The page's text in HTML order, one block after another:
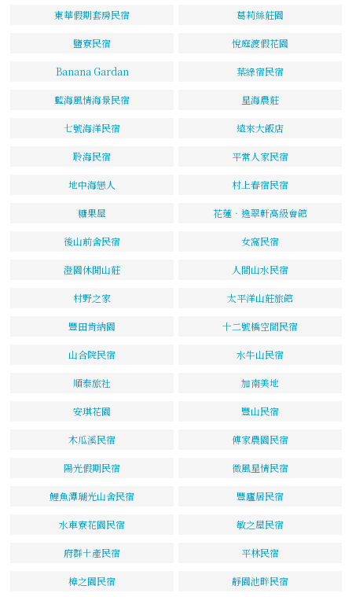
東華假期套房民宿 葛莉絲莊園
鹽寮民宿 悅庭渡假花園
Banana Gardan 葉綠宿民宿
藍海風情海景民宿 星海農莊
七號海洋民宿 遠來大飯店
聆海民宿 平常人家民宿
地中海戀人 村上春宿民宿
糖果屋 花蓮‧逸翠軒高級會館
後山前舍民宿 女窩民宿
澄園休閒山莊 人間山水民宿
村野之家 太平洋山莊旅館
豐田肯納園 十二號橋空間民宿
山合院民宿 水牛山民宿
順泰旅社 加南美地
安琪花園 豐山民宿
木瓜溪民宿 傅家農園民宿
陽光假期民宿 微風星情民宿
鯉魚潭瑚光山舍民宿 豐廬居民宿
水車寮花園民宿 敏之屋民宿
府群土產民宿 平林民宿
樟之園民宿 靜園池畔民宿